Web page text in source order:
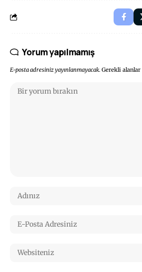
Yorum yapılmamış
E-posta adresiniz yayınlanmayacak. Gerekli alanlar